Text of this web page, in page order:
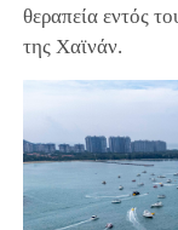
θεραπεία εντός
της Χαϊνάν.